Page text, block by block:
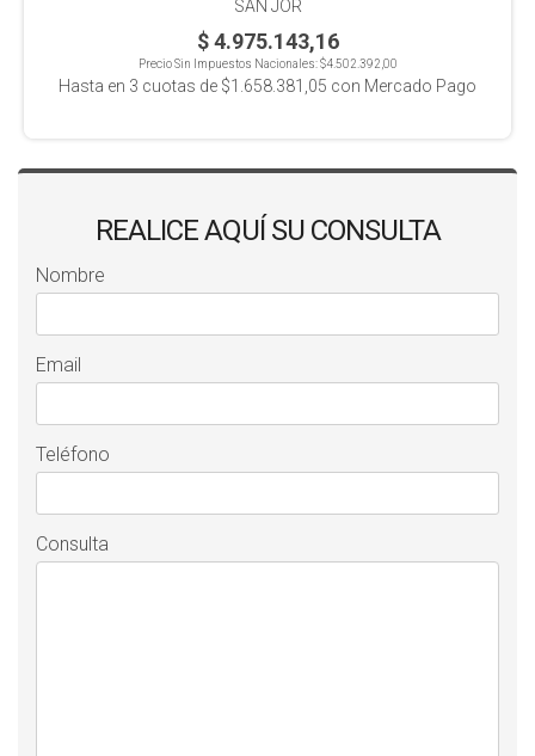
SAN JOR
$ 4.975.143,16
Precio Sin Impuestos Nacionales:$4.502.392,00
Hasta en 3 cuotas de $1.658.381,05 con Mercado Pago
REALICE AQUÍ SU CONSULTA
Nombre
Email
Teléfono
Consulta